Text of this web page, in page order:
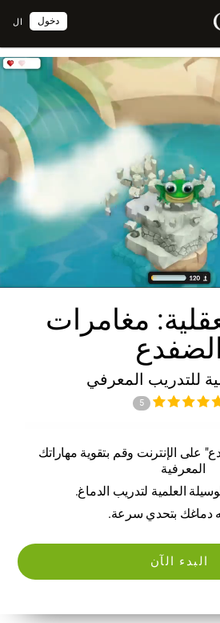
ال دخول
مغامرات
الضفدع
للتدريب المعرفي
5
على الإنترنت وقم بتقوية مهاراتك
المعرفية
العلمية لتدريب الدماغ.
دماغك بتحدي سرعة.
البدء الآن